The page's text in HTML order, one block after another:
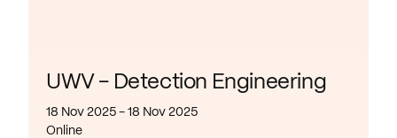
UWV - Detection Engineering
18 Nov 2025 - 18 Nov 2025
Online